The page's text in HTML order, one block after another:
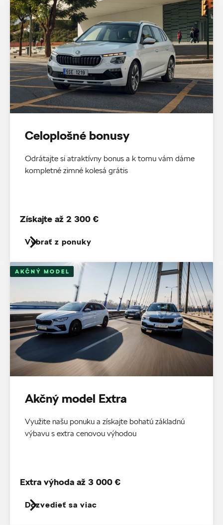
Celoplošné bonusy
Odrátajte si atraktívny bonus a k tomu vám dáme
kompletné zimné kolesá grátis
Vybrať z ponuky
Získajte až 2 300 €
AKČNÝ MODEL
Akčný model Extra
Využite našu ponuku a získajte bohatú základnú
výbavu s extra cenovou výhodou
Dozvedieť sa viac
Extra výhoda až 3 000 €